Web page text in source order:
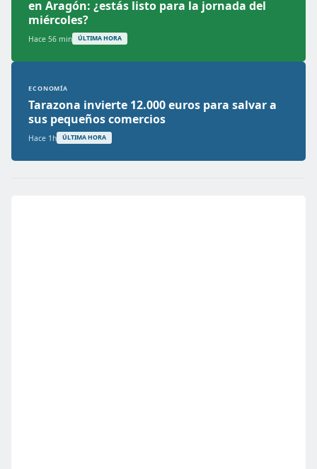
en Aragón: ¿estás listo para la jornada del
miércoles?
Hace 56 min ÚLTIMA HORA
ECONOMÍA
Tarazona invierte 12.000 euros para salvar a
sus pequeños comercios
Hace 1h ÚLTIMA HORA